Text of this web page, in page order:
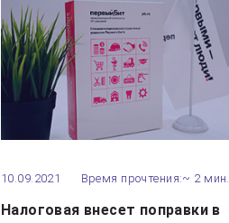
10.09.2021 Время прочтения:~ 2 мин.
Налоговая внесет поправки в